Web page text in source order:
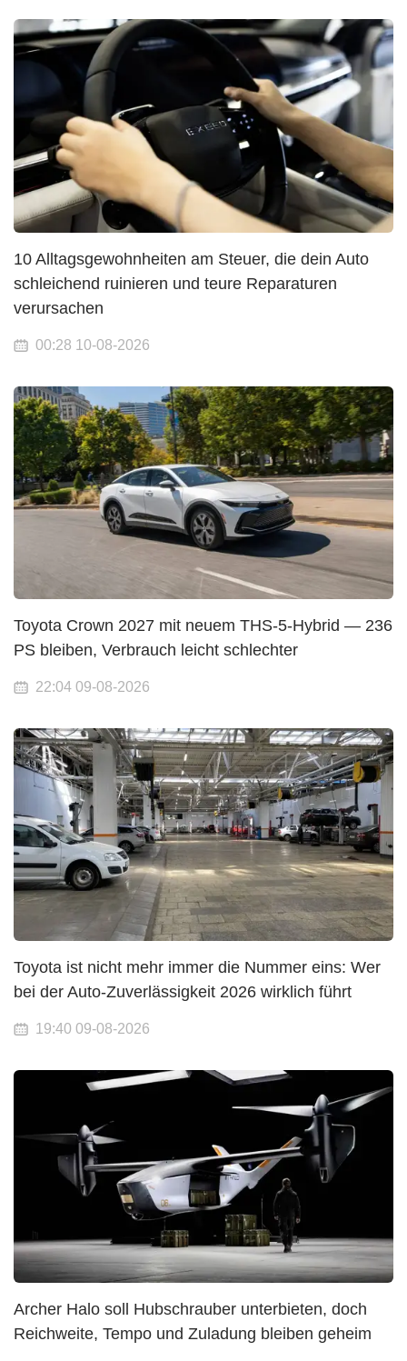
10 Alltagsgewohnheiten am Steuer, die dein Auto
schleichend ruinieren und teure Reparaturen
verursachen
00:28 10-08-2026
Toyota Crown 2027 mit neuem THS-5-Hybrid — 236
PS bleiben, Verbrauch leicht schlechter
22:04 09-08-2026
Toyota ist nicht mehr immer die Nummer eins: Wer
bei der Auto-Zuverlässigkeit 2026 wirklich führt
19:40 09-08-2026
Archer Halo soll Hubschrauber unterbieten, doch
Reichweite, Tempo und Zuladung bleiben geheim